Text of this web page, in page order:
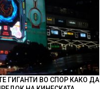
ГИГАНТИ ВО СПОР КАКО ДА